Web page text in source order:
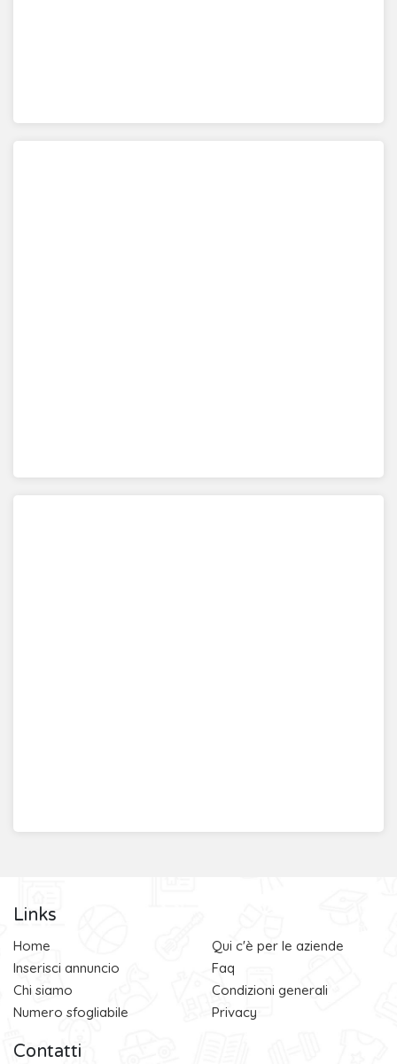
Links
Home
Inserisci annuncio
Chi siamo
Numero sfogliabile
Qui c'è per le aziende
Faq
Condizioni generali
Privacy
Contatti